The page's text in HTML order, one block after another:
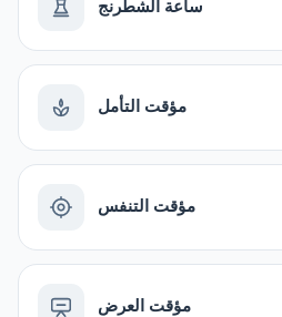
ساعة الشطرنج
مؤقت التأمل
مؤقت التنفس
مؤقت العرض